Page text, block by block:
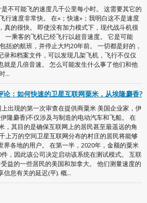
不可能飞的速度几千公里每小时。 这需要其它的
行速度非常快。 在«；快速»；我明白这不是速度
真的很快。 即使没有加力模式下，现代战斗机很
一乘客的飞机已经飞行以超音速度。 它是可能
括)的航班，并停止大约20年前。 一切都是好的，
录和档案文件，可以发现几架飞机，飞行不仅仅
就是几倍音速。 怎么可能发生什么事了他们和他
...
论：如何快速的卫星互联网粟米，从埃隆麝香?
出现的第一次审查在提供商粟米 美国企业家，伊
隆麝香)不仅涉及与制造的电动汽车和飞船。 在
，其目的是确保互联网上的居民甚至最遥远的角
上万的空间卫星互联网分布的村庄的居民将能够
界各地的用户。 在第一半，2020年，金额的粟米
，因此该公司决定启动该系统在测试模式。 互联
益的一些居民的美国和加拿大。 他们测量速度的
息有关的延迟(平). 概...